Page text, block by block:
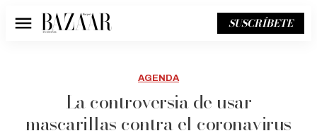
Menú SUSCRÍBETE
AGENDA
La controversia de usar
mascarillas contra el coronavirus